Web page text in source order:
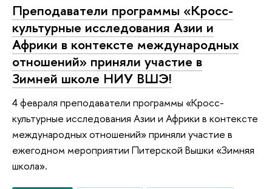
Преподаватели программы «Кросс-
культурные исследования Азии и
Африки в контексте международных
отношений» приняли участие в
Зимней школе НИУ ВШЭ!
4 февраля преподаватели программы «Кросс-
культурные исследования Азии и Африки в контексте
международных отношений» приняли участие в
ежегодном мероприятии Питерской Вышки «Зимняя
школа».